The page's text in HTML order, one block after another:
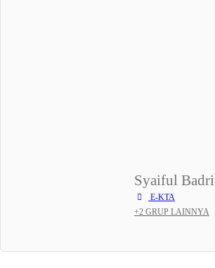
Syaiful Badri
E-KTA
+2 GRUP LAINNYA